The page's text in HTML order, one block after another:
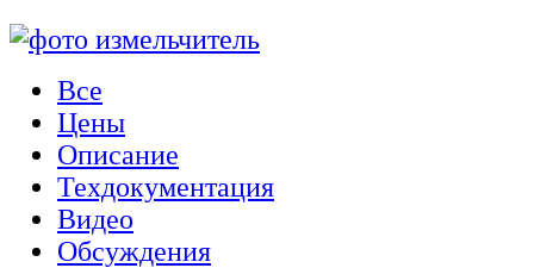
Все
Цены
Описание
Техдокументация
Видео
Обсуждения